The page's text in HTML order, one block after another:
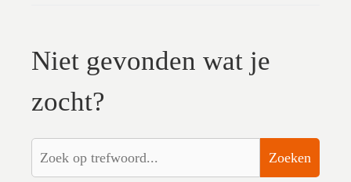
Niet gevonden wat je
zocht?
Zoeken